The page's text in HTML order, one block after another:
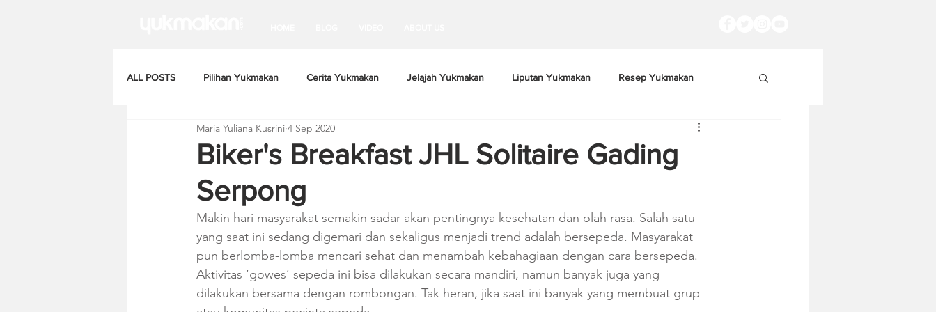
ALL POSTS Pilihan Yukmakan Cerita Yukmakan Jelajah Yukmakan Liputan Yukmakan Resep Yukmakan
Biker's Breakfast JHL Solitaire Gading
Serpong
Maria Yuliana Kusrini 4 Sep 2020
Makin hari masyarakat semakin sadar akan pentingnya kesehatan dan olah rasa. Salah satu
yang saat ini sedang digemari dan sekaligus menjadi trend adalah bersepeda. Masyarakat
pun berlomba-lomba mencari sehat dan menambah kebahagiaan dengan cara bersepeda.
Aktivitas ‘gowes’ sepeda ini bisa dilakukan secara mandiri, namun banyak juga yang
dilakukan bersama dengan rombongan. Tak heran, jika saat ini banyak yang membuat grup